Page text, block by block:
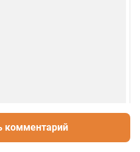
комментарий